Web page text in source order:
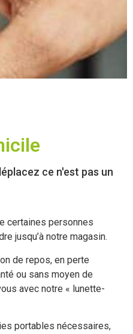
ce n'est pas un
certaines personnes
jusqu’à notre magasin.
de repos, en perte
ou sans moyen de
avec notre « lunette-
portables nécessaires,